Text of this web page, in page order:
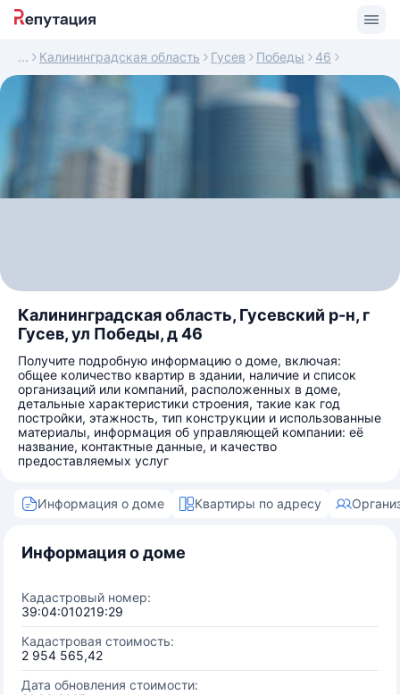
Калининградская область Гусев Победы 46
Калининградская область, Гусевский р-н, г
Гусев, ул Победы, д 46
Получите подробную информацию о доме, включая:
общее количество квартир в здании, наличие и список
организаций или компаний, расположенных в доме,
детальные характеристики строения, такие как год
постройки, этажность, тип конструкции и использованные
материалы, информация об управляющей компании: её
название, контактные данные, и качество
предоставляемых услуг
Информация о доме Квартиры по адресу
Информация о доме
Кадастровый номер:
39:04:010219:29
Кадастровая стоимость:
2 954 565,42
Дата обновления стоимости: